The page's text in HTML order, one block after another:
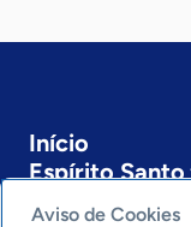
Início
Espírito Santo
Sobre a ASN
Aviso de Cookies